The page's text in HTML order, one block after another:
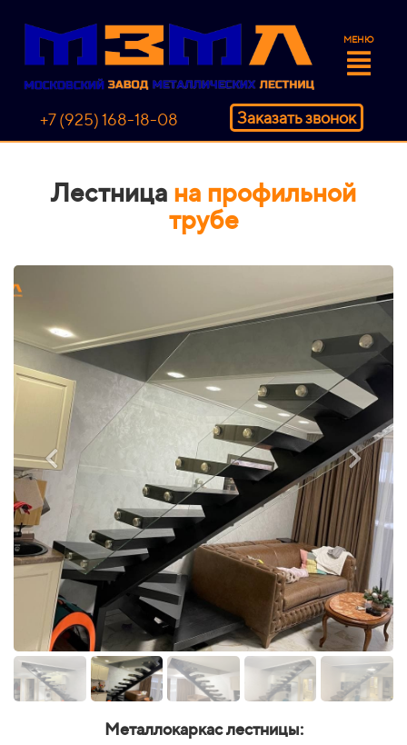
МЕНЮ
+7 (925) 168-18-08 Заказать звонок
Лестница на профильной
трубе
Металлокаркас лестницы: